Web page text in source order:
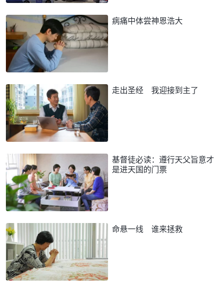
病痛中体尝神恩浩大
走出圣经 我迎接到主了
基督徒必读：遵行天父旨意才
是进天国的门票
命悬一线 谁来拯救